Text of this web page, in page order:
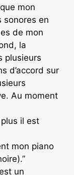
mon
sonores en
de mon
la
plusieurs
d’accord sur
Au moment
il est
mon piano
un